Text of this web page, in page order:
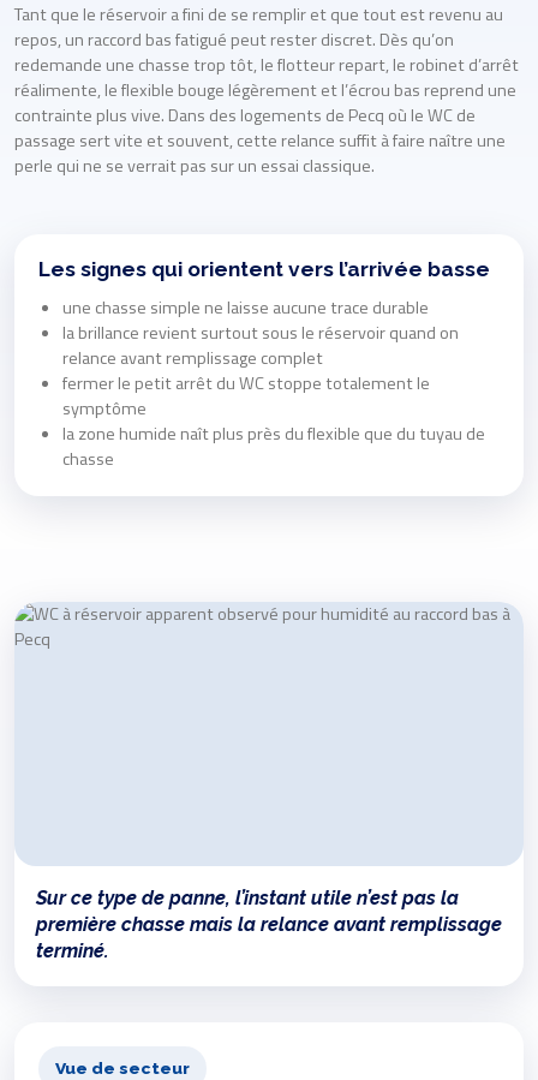
Tant que le réservoir a fini de se remplir et que tout est revenu au
repos, un raccord bas fatigué peut rester discret. Dès qu’on
redemande une chasse trop tôt, le flotteur repart, le robinet d’arrêt
réalimente, le flexible bouge légèrement et l’écrou bas reprend une
contrainte plus vive. Dans des logements de Pecq où le WC de
passage sert vite et souvent, cette relance suffit à faire naître une
perle qui ne se verrait pas sur un essai classique.
Les signes qui orientent vers l’arrivée basse
une chasse simple ne laisse aucune trace durable
la brillance revient surtout sous le réservoir quand on
relance avant remplissage complet
fermer le petit arrêt du WC stoppe totalement le
symptôme
la zone humide naît plus près du flexible que du tuyau de
chasse
Sur ce type de panne, l’instant utile n’est pas la
première chasse mais la relance avant remplissage
terminé.
Vue de secteur